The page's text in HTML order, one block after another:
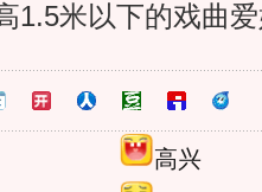
1.5米以下的戏曲
高兴